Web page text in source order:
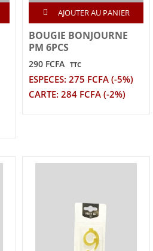
AJOUTER AU PANIER
BOUGIE BONJOURNE
PM 6PCS
290 FCFA TTC
ESPECES: 275 FCFA (-5%)
CARTE: 284 FCFA (-2%)